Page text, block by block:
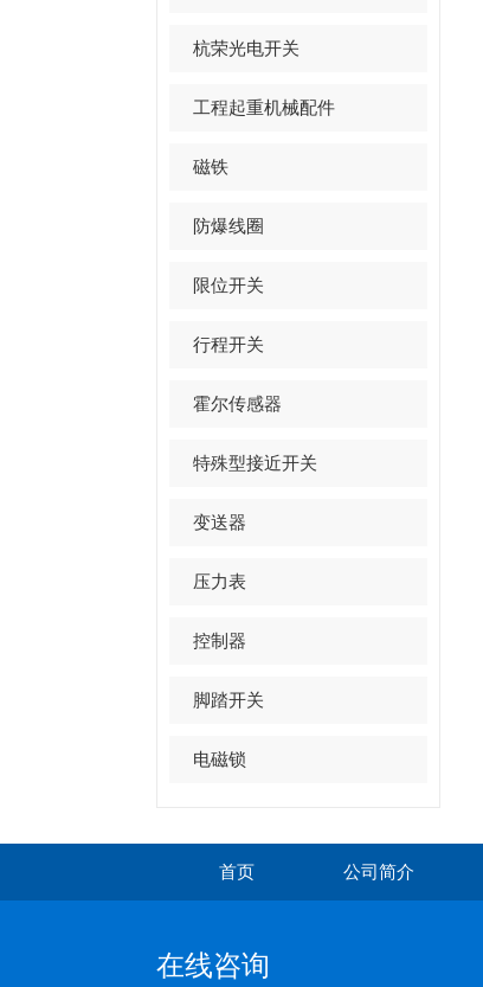
杭荣光电开关
工程起重机械配件
磁铁
防爆线圈
限位开关
行程开关
霍尔传感器
特殊型接近开关
变送器
压力表
控制器
脚踏开关
电磁锁
首页 公司简介
在线咨询